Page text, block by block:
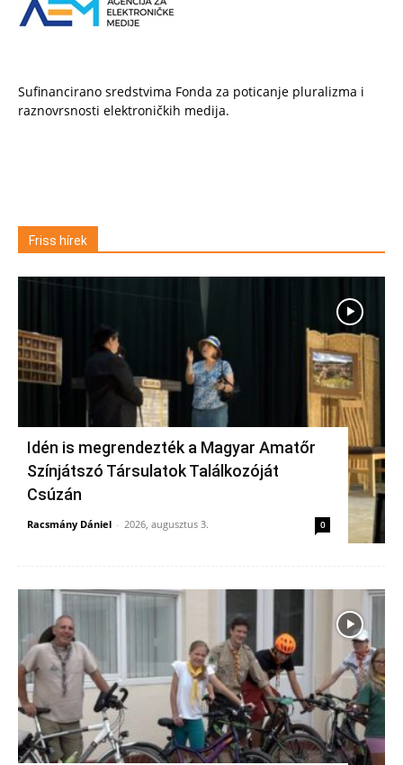
Sufinancirano sredstvima Fonda za poticanje pluralizma i
raznovrsnosti elektroničkih medija.
Friss hírek
Idén is megrendezték a Magyar Amatőr
Színjátszó Társulatok Találkozóját
Csúzán
Racsmány Dániel - 2026, augusztus 3. 0